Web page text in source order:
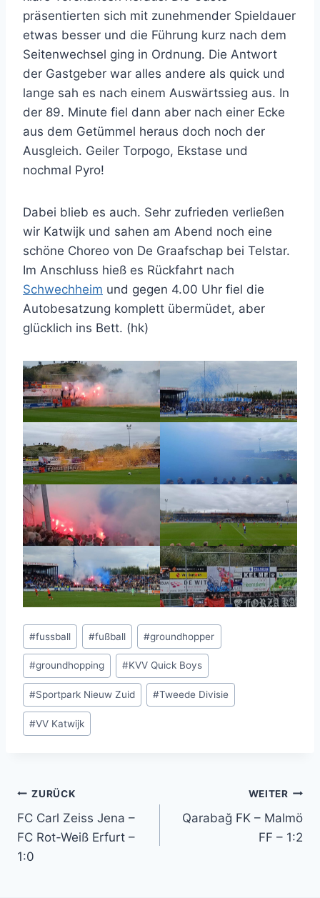
präsentierten sich mit zunehmender Spieldauer
etwas besser und die Führung kurz nach dem
Seitenwechsel ging in Ordnung. Die Antwort
der Gastgeber war alles andere als quick und
lange sah es nach einem Auswärtssieg aus. In
der 89. Minute fiel dann aber nach einer Ecke
aus dem Getümmel heraus doch noch der
Ausgleich. Geiler Torpogo, Ekstase und
nochmal Pyro!
Dabei blieb es auch. Sehr zufrieden verließen
wir Katwijk und sahen am Abend noch eine
schöne Choreo von De Graafschap bei Telstar.
Im Anschluss hieß es Rückfahrt nach
Schwechheim und gegen 4.00 Uhr fiel die
Autobesatzung komplett übermüdet, aber
glücklich ins Bett. (hk)
Schlagworte:
#fussball #fußball #groundhopper
#groundhopping #KVV Quick Boys
#Sportpark Nieuw Zuid #Tweede Divisie
#VV Katwijk
Beitragsnavigation
ZURÜCK
FC Carl Zeiss Jena –
FC Rot-Weiß Erfurt –
1:0
WEITER
Qarabağ FK – Malmö
FF – 1:2